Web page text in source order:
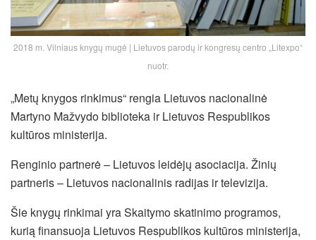
2018 m. Vilniaus knygų mugė | Lietuvos parodų ir kongresų centro „Litexpo“
nuotr.
„Metų knygos rinkimus“ rengia Lietuvos nacionalinė
Martyno Mažvydo biblioteka ir Lietuvos Respublikos
kultūros ministerija.
Renginio partnerė – Lietuvos leidėjų asociacija. Žinių
partneris – Lietuvos nacionalinis radijas ir televizija.
Šie knygų rinkimai yra Skaitymo skatinimo programos,
kurią finansuoja Lietuvos Respublikos kultūros ministerija,